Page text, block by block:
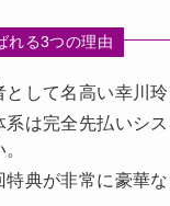
れる3つの理由
として名高い幸川
系は完全先払いシ
特典が非常に豪華